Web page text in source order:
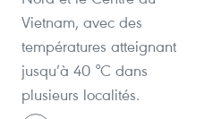
Vietnam, avec des
températures atteignant
jusqu’à 40 °C dans
plusieurs localités.